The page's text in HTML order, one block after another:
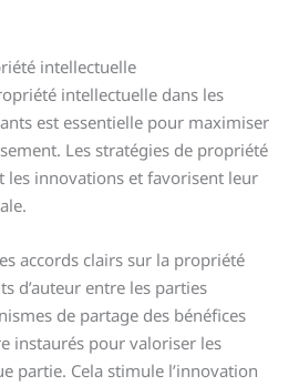
intellectuelle
intellectuelle dans les
est essentielle pour maximiser
Les stratégies de propriété
les innovations et favorisent leur
accords clairs sur la propriété
d’auteur entre les parties
de partage des bénéfices
instaurés pour valoriser les
partie. Cela stimule l’innovation